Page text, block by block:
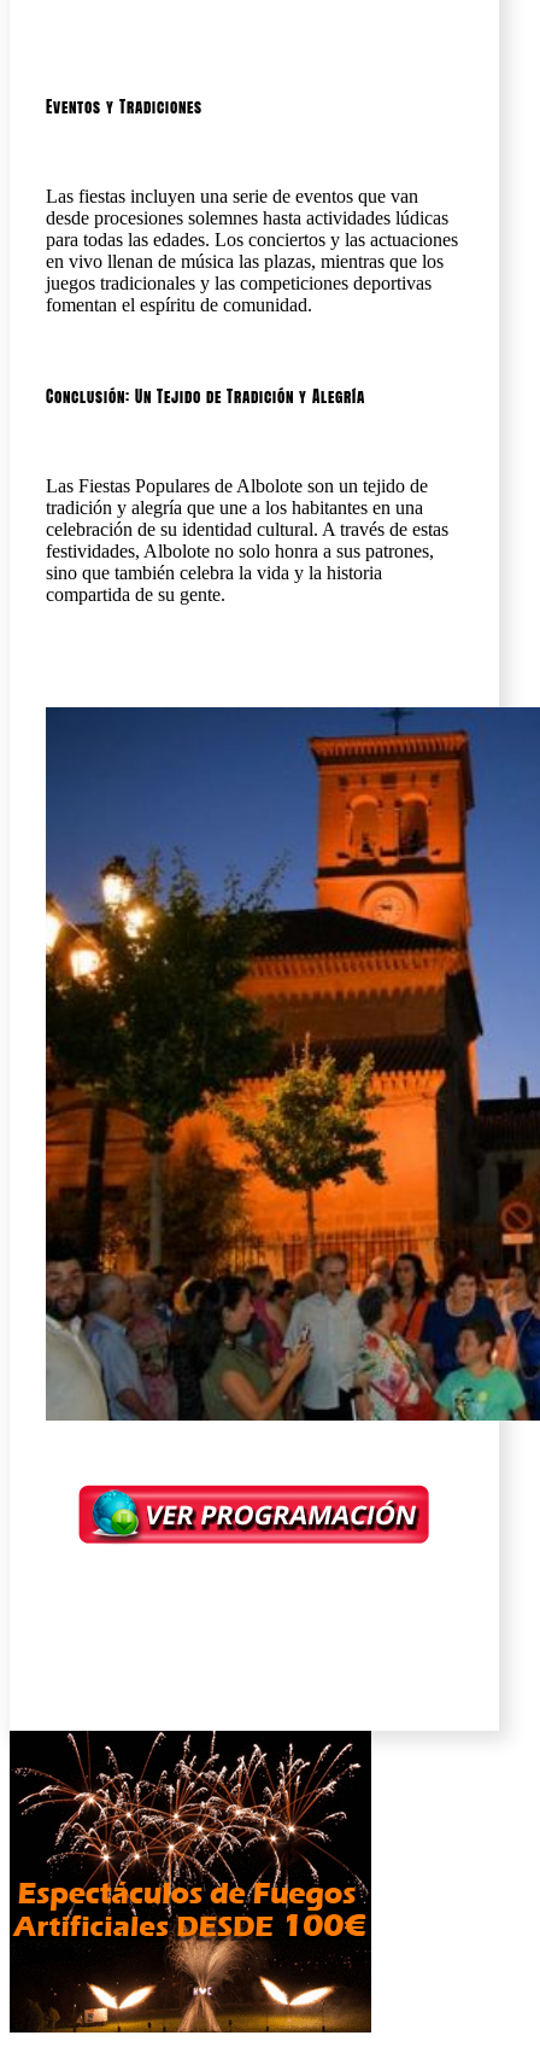
Eventos y Tradiciones
Las fiestas incluyen una serie de eventos que van
desde procesiones solemnes hasta actividades lúdicas
para todas las edades. Los conciertos y las actuaciones
en vivo llenan de música las plazas, mientras que los
juegos tradicionales y las competiciones deportivas
fomentan el espíritu de comunidad.
Conclusión: Un Tejido de Tradición y Alegría
Las Fiestas Populares de Albolote son un tejido de
tradición y alegría que une a los habitantes en una
celebración de su identidad cultural. A través de estas
festividades, Albolote no solo honra a sus patrones,
sino que también celebra la vida y la historia
compartida de su gente.